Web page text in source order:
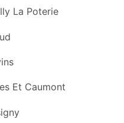
La Poterie
Et Caumont